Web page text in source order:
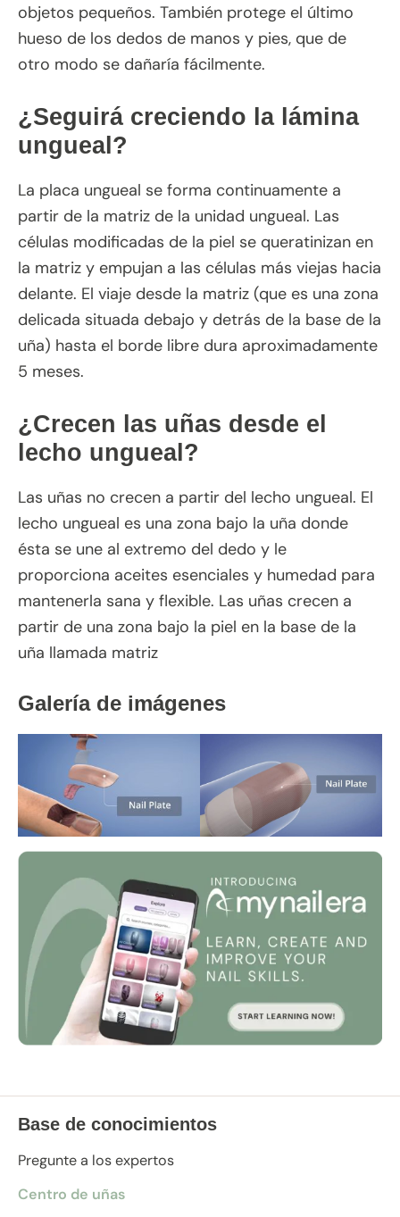
Base de conocimientos
Pregunte a los expertos
Centro de uñas
objetos pequeños. También protege el último
hueso de los dedos de manos y pies, que de
otro modo se dañaría fácilmente.
¿Seguirá creciendo la lámina
ungueal?
La placa ungueal se forma continuamente a
partir de la matriz de la unidad ungueal. Las
células modificadas de la piel se queratinizan en
la matriz y empujan a las células más viejas hacia
delante. El viaje desde la matriz (que es una zona
delicada situada debajo y detrás de la base de la
uña) hasta el borde libre dura aproximadamente
5 meses.
¿Crecen las uñas desde el
lecho ungueal?
Las uñas no crecen a partir del lecho ungueal. El
lecho ungueal es una zona bajo la uña donde
ésta se une al extremo del dedo y le
proporciona aceites esenciales y humedad para
mantenerla sana y flexible. Las uñas crecen a
partir de una zona bajo la piel en la base de la
uña llamada matriz
Galería de imágenes